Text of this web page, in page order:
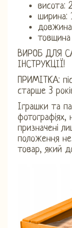
висота:
ширина:
ВИРОБ ДЛЯ
ІНСТРУКЦІЇ!
ПРИМІТКА:
старше 3
Іграшки та
призначені
положення
товар, який